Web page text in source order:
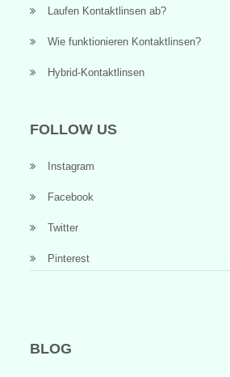
BLOG
Laufen Kontaktlinsen ab?
Wie funktionieren Kontaktlinsen?
Hybrid-Kontaktlinsen
FOLLOW US
Instagram
Facebook
Twitter
Pinterest